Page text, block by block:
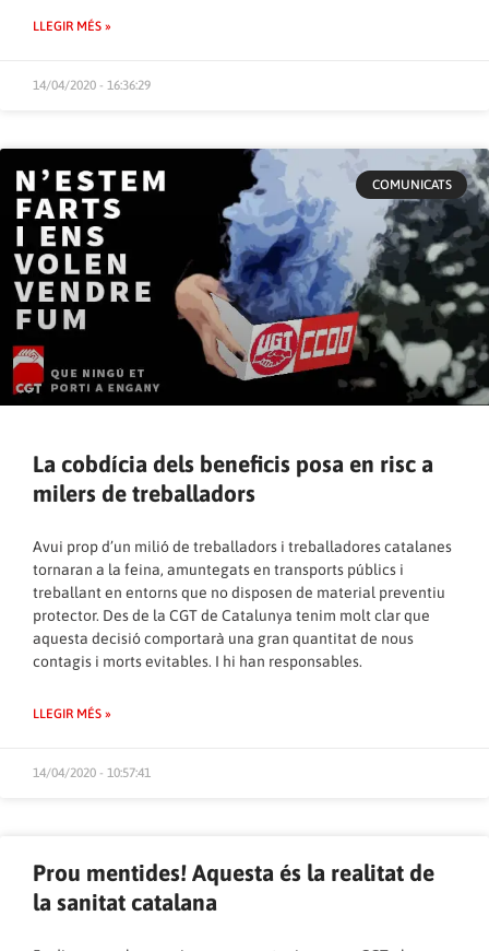
LLEGIR MÉS »
14/04/2020 - 16:36:29
COMUNICATS
La cobdícia dels beneficis posa en risc a
milers de treballadors
Avui prop d’un milió de treballadors i treballadores catalanes
tornaran a la feina, amuntegats en transports públics i
treballant en entorns que no disposen de material preventiu
protector. Des de la CGT de Catalunya tenim molt clar que
aquesta decisió comportarà una gran quantitat de nous
contagis i morts evitables. I hi han responsables.
LLEGIR MÉS »
14/04/2020 - 10:57:41
Prou mentides! Aquesta és la realitat de
la sanitat catalana